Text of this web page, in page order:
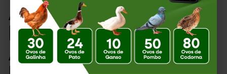
Aminoácidos
Essenciais para
Aves: Nutrientes